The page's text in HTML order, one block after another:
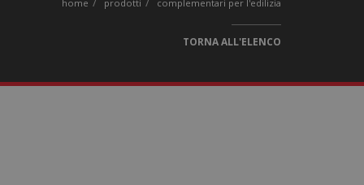
home prodotti complementari per l'edilizia
TORNA ALL'ELENCO